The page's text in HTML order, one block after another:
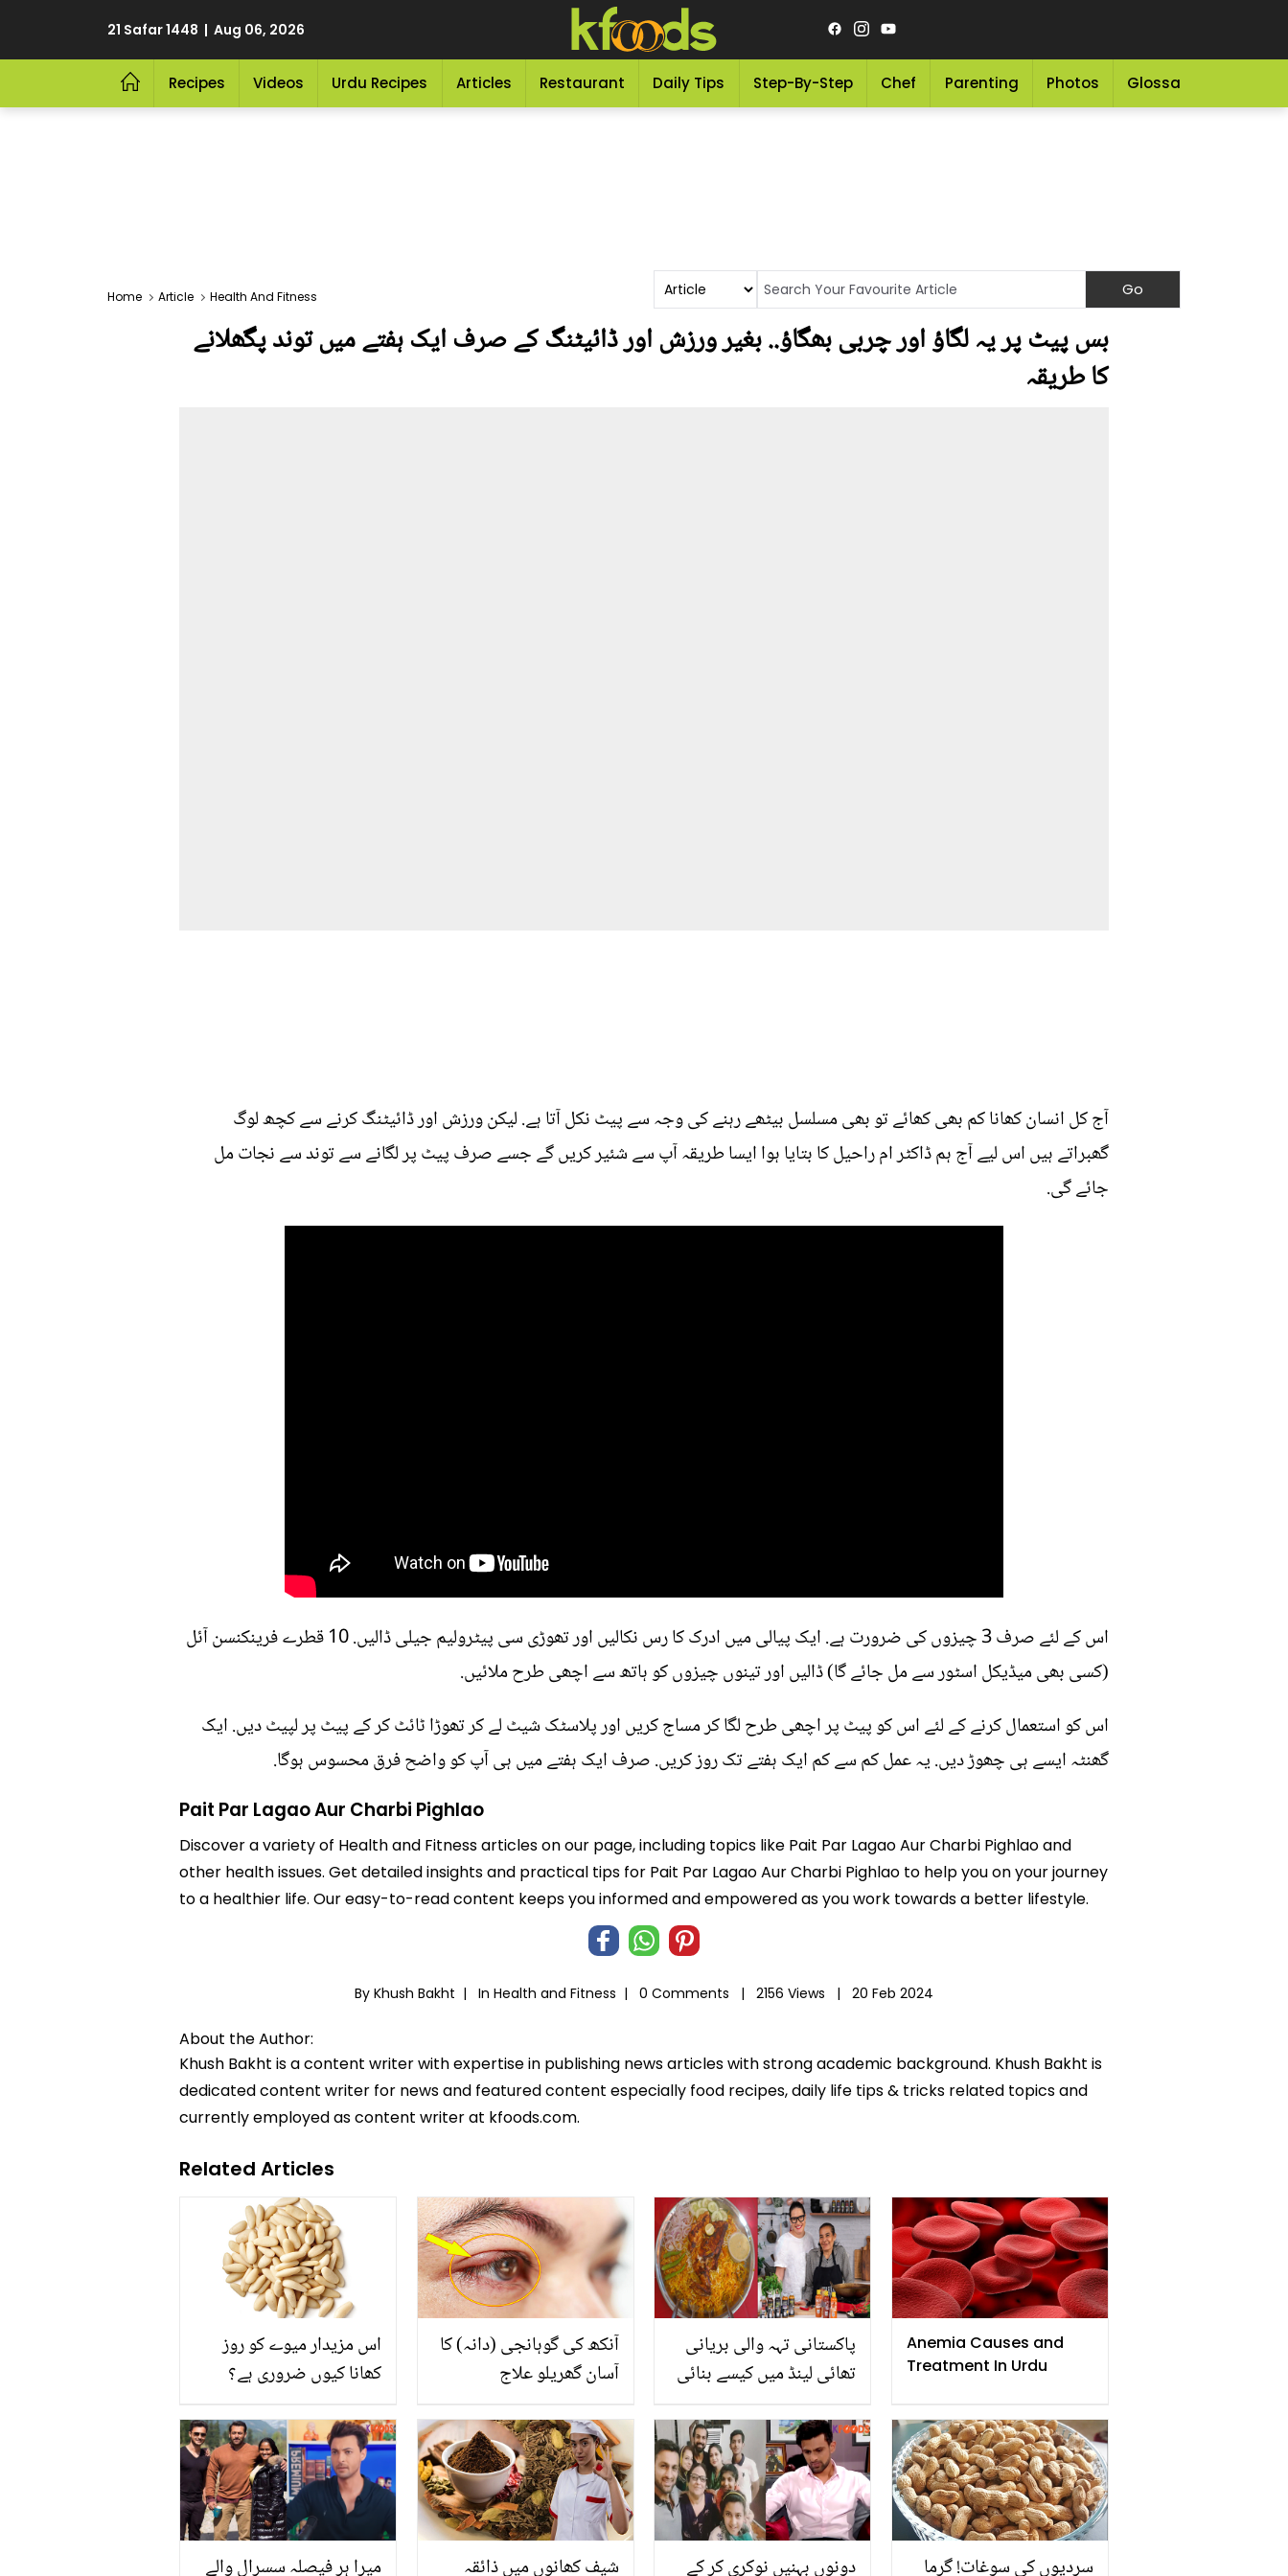
21 Safar 1448 | Aug 06, 2026
Recipes Videos Urdu Recipes Articles Restaurant Daily Tips Step-By-Step Chef Parenting Photos Glossary
Home Article Health And Fitness
بس پیٹ پر یہ لگاؤ اور چربی بھگاؤ.. بغیر ورزش اور ڈائیٹنگ کے صرف ایک ہفتے میں توند پگھلانے
کا طریقہ
آج کل انسان کھانا کم بھی کھائے تو بھی مسلسل بیٹھے رہنے کی وجہ سے پیٹ نکل آتا ہے. لیکن ورزش اور ڈائیٹنگ کرنے سے کچھ لوگ
گھبراتے ہیں اس لیے آج ہم ڈاکٹر ام راحیل کا بتایا ہوا ایسا طریقہ آپ سے شئیر کریں گے جسے صرف پیٹ پر لگانے سے توند سے نجات مل
جائے گی.
اس کے لئے صرف 3 چیزوں کی ضرورت ہے. ایک پیالی میں ادرک کا رس نکالیں اور تھوڑی سی پیٹرولیم جیلی ڈالیں. 10 قطرے فرینکنسن آئل
(کسی بھی میڈیکل اسٹور سے مل جائے گا) ڈالیں اور تینوں چیزوں کو ہاتھ سے اچھی طرح ملائیں.
اس کو استعمال کرنے کے لئے اس کو پیٹ پر اچھی طرح لگا کر مساج کریں اور پلاسٹک شیٹ لے کر تھوڑا ٹائٹ کر کے پیٹ پر لپیٹ دیں. ایک
گھنٹہ ایسے ہی چھوڑ دیں. یہ عمل کم سے کم ایک ہفتے تک روز کریں. صرف ایک ہفتے میں ہی آپ کو واضح فرق محسوس ہوگا.
Pait Par Lagao Aur Charbi Pighlao
Discover a variety of Health and Fitness articles on our page, including topics like Pait Par Lagao Aur Charbi Pighlao and
other health issues. Get detailed insights and practical tips for Pait Par Lagao Aur Charbi Pighlao to help you on your journey
to a healthier life. Our easy-to-read content keeps you informed and empowered as you work towards a better lifestyle.
By Khush Bakht | In Health and Fitness | 0 Comments | 2156 Views | 20 Feb 2024
About the Author:
Khush Bakht is a content writer with expertise in publishing news articles with strong academic background. Khush Bakht is
dedicated content writer for news and featured content especially food recipes, daily life tips & tricks related topics and
currently employed as content writer at kfoods.com.
Related Articles
اس مزیدار میوے کو روز
کھانا کیوں ضروری ہے؟
آپ بھی اسے خریدنے پر
مجبور ہو جائیں گے
آنکھ کی گوہانجی (دانہ) کا
آسان گھریلو علاج
پاکستانی تہہ والی بریانی
تھائی لینڈ میں کیسے بنائی
کا بتایا ہوا کھانے کو ذائقہ
دار بنانے کا آسان طریقہ
Anemia Causes and
Treatment In Urdu
میرا ہر فیصلہ سسرال والے
شیف کھانوں میں ذائقہ
دونوں بہنیں نوکری کر کے
سردیوں کی سوغات! گرما